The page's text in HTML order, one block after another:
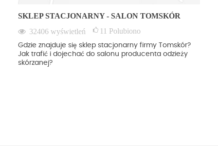
SKLEP STACJONARNY - SALON TOMSKÓR
32406 wyświetleń 11 Polubiono
Gdzie znajduje się sklep stacjonarny firmy Tomskór?
Jak trafić i dojechać do salonu producenta odzieży
skórzanej?